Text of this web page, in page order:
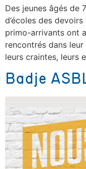
Des jeunes âgés de
d’écoles des
primo-arrivants ont
rencontrés dans
leurs craintes, leurs
Badje